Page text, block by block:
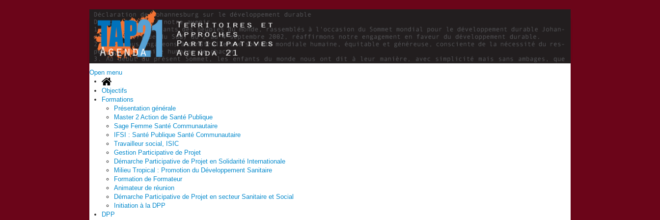
Open menu
Objectifs
Formations
Présentation générale
Master 2 Action de Santé Publique
Sage Femme Santé Communautaire
IFSI : Santé Publique Santé Communautaire
Travailleur social, ISIC
Gestion Participative de Projet
Démarche Participative de Projet en Solidarité Internationale
Milieu Tropical : Promotion du Développement Sanitaire
Formation de Formateur
Animateur de réunion
Démarche Participative de Projet en secteur Sanitaire et Social
Initiation à la DPP
DPP